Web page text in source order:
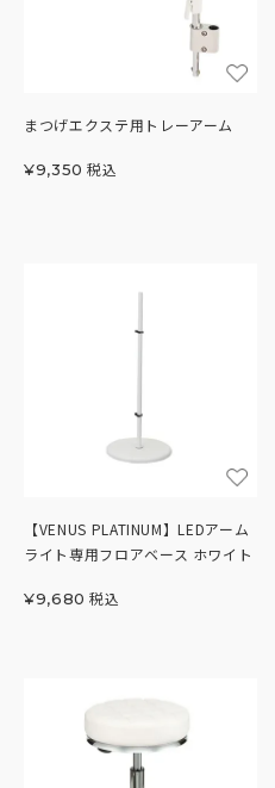
まつげエクステ用トレーアーム
¥9,350 税込
【VENUS PLATINUM】LEDアーム
ライト専用フロアベース ホワイト
¥9,680 税込